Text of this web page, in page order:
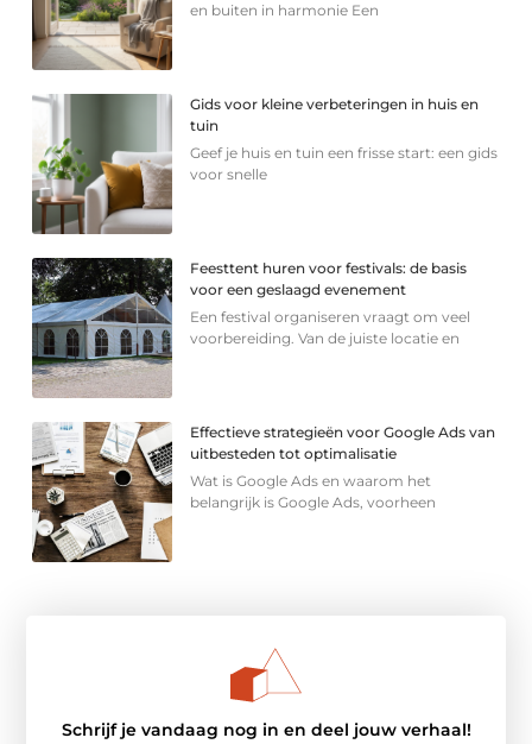
en buiten in harmonie Een
Gids voor kleine verbeteringen in huis en
tuin
Geef je huis en tuin een frisse start: een gids
voor snelle
Feesttent huren voor festivals: de basis
voor een geslaagd evenement
Een festival organiseren vraagt om veel
voorbereiding. Van de juiste locatie en
Effectieve strategieën voor Google Ads van
uitbesteden tot optimalisatie
Wat is Google Ads en waarom het
belangrijk is Google Ads, voorheen
Schrijf je vandaag nog in en deel jouw verhaal!